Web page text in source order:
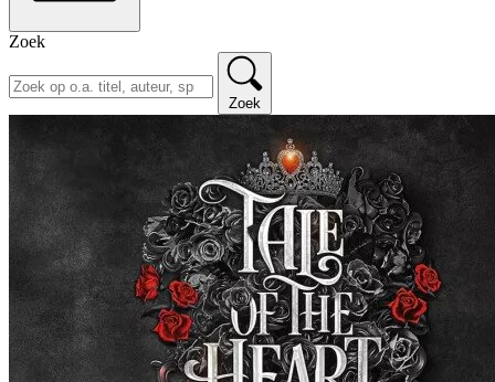
Zoek
Zoek